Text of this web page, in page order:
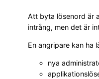
Att byta lösenord är
intrång, men det är
En angripare kan ha
nya